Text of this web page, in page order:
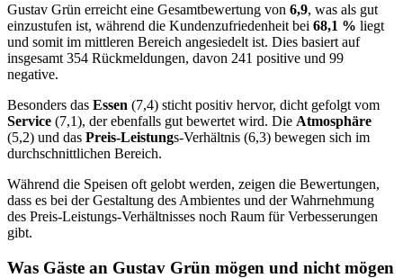
Gustav Grün erreicht eine Gesamtbewertung von 6,9, was als gut
einzustufen ist, während die Kundenzufriedenheit bei 68,1 % liegt
und somit im mittleren Bereich angesiedelt ist. Dies basiert auf
insgesamt 354 Rückmeldungen, davon 241 positive und 99
negative.
Besonders das Essen (7,4) sticht positiv hervor, dicht gefolgt vom
Service (7,1), der ebenfalls gut bewertet wird. Die Atmosphäre
(5,2) und das Preis-Leistungs-Verhältnis (6,3) bewegen sich im
durchschnittlichen Bereich.
Während die Speisen oft gelobt werden, zeigen die Bewertungen,
dass es bei der Gestaltung des Ambientes und der Wahrnehmung
des Preis-Leistungs-Verhältnisses noch Raum für Verbesserungen
gibt.
Was Gäste an Gustav Grün mögen und nicht mögen